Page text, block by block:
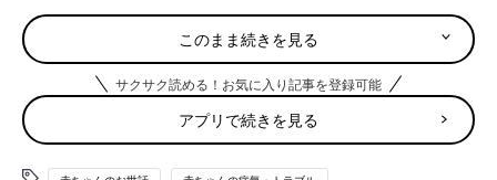
・おしっこの出口が先端にない
尿道下裂になりやすい月齢・年齢
先天性
このまま続きを見る
サクサク読める！お気に入り記事を登録可能
アプリで続きを見る